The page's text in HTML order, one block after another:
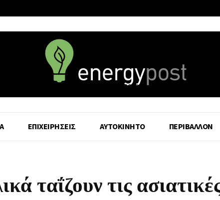
8 August - 2026
ΕΠΙΧΕΙΡΗΣΕΙΣ ΑΥΤΟΚΙΝΗΤΟ ΠΕΡΙΒΑΛΛΟΝ
ταΐζουν τις